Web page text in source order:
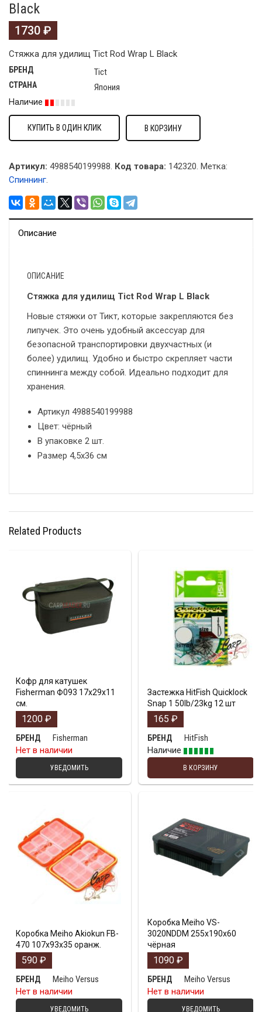
Black
1730 ₽
Стяжка для удилищ Tict Rod Wrap L Black
БРЕНД Tict
СТРАНА
Япония
Наличие
КУПИТЬ В ОДИН КЛИК В КОРЗИНУ
Артикул: 4988540199988. Код товара: 142320. Метка:
Спиннинг.
Описание
ОПИСАНИЕ
Стяжка для удилищ Tict Rod Wrap L Black
Новые стяжки от Тикт, которые закрепляются без
липучек. Это очень удобный аксессуар для
безопасной транспортировки двухчастных (и
более) удилищ. Удобно и быстро скрепляет части
спиннинга между собой. Идеально подходит для
хранения.
Артикул 4988540199988
Цвет: чёрный
В упаковке 2 шт.
Размер 4,5х36 см
Related Products
Кофр для катушек
Fisherman Ф093 17х29х11
см.
1200 ₽
БРЕНД
Fisherman
Нет в наличии
УВЕДОМИТЬ
Застежка HitFish Quicklock
Snap 1 50lb/23kg 12 шт
165 ₽
БРЕНД
HitFish
Наличие
В КОРЗИНУ
Коробка Meiho Akiokun FB-
470 107x93x35 оранж.
590 ₽
БРЕНД
Meiho Versus
Нет в наличии
УВЕДОМИТЬ
Коробка Meiho VS-
3020NDDM 255x190x60
чёрная
1090 ₽
БРЕНД
Meiho Versus
Нет в наличии
УВЕДОМИТЬ